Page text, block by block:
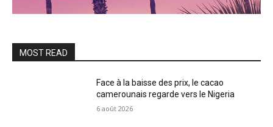
MOST READ
Face à la baisse des prix, le cacao
camerounais regarde vers le Nigeria
6 août 2026